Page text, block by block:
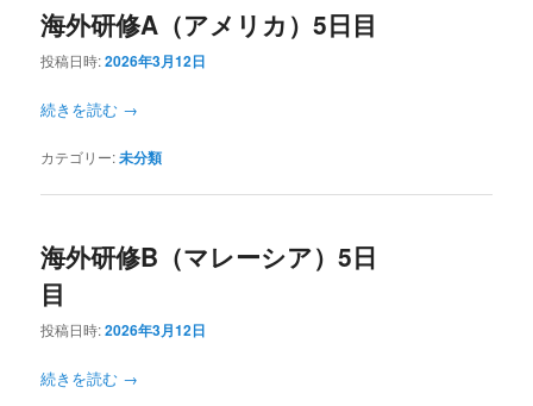
海外研修A（アメリカ）5日目
投稿日時:2026年3月12日
続きを読む →
カテゴリー:未分類
海外研修B（マレーシア）5日
目
投稿日時:2026年3月12日
続きを読む →